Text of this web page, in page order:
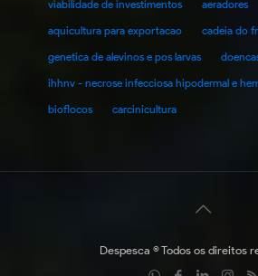
viabilidade de investimentos
aeradores
aquicultura para exportacao
cadeia do
genetica de alevinos e pos larvas
ihhnv - necrose infecciosa hipodermal e
bioflocos
carcinicultura
Despesca © Todos os direitos